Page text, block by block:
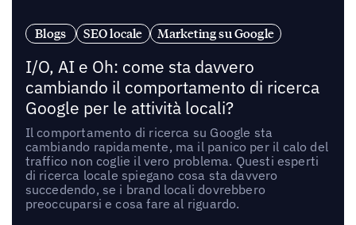
Blogs SEO locale Marketing su Google
I/O, AI e Oh: come sta davvero
cambiando il comportamento di ricerca
Google per le attività locali?
Il comportamento di ricerca su Google sta
cambiando rapidamente, ma il panico per il calo del
traffico non coglie il vero problema. Questi esperti
di ricerca locale spiegano cosa sta davvero
succedendo, se i brand locali dovrebbero
preoccuparsi e cosa fare al riguardo.